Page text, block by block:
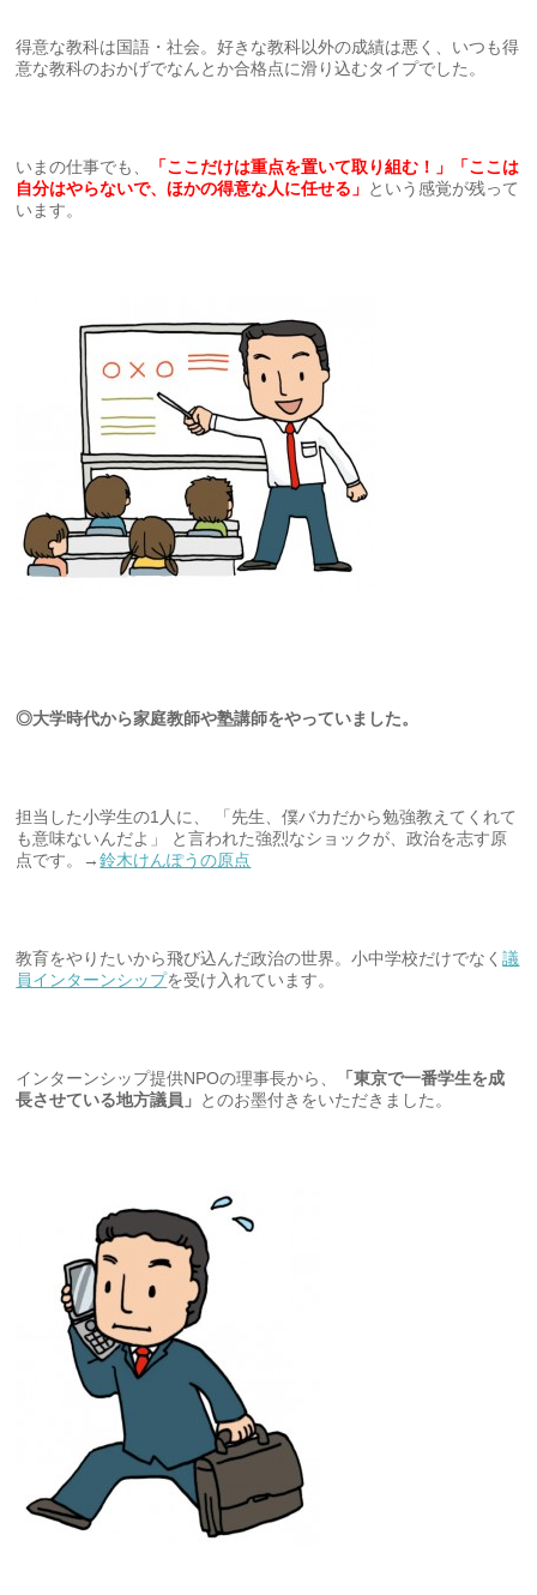
得意な教科は国語・社会。好きな教科以外の成績は悪く、いつも得
意な教科のおかげでなんとか合格点に滑り込むタイプでした。
いまの仕事でも、
「ここだけは重点を置いて取り組む！」「ここは
自分はやらないで、ほかの得意な人に任せる」 という感覚が残って
います。
◎大学時代から家庭教師や塾講師をやっていました。
担当した小学生の1人に、 「先生、僕バカだから勉強教えてくれて
も意味ないんだよ」 と言われた強烈なショックが、政治を志す原
点です。→鈴木けんぽうの原点
教育をやりたいから飛び込んだ政治の世界。小中学校だけでなく議
員インターンシップを受け入れています。
インターンシップ提供NPOの理事長から、
「東京で一番学生を成
長させている地方議員」 とのお墨付きをいただきました。